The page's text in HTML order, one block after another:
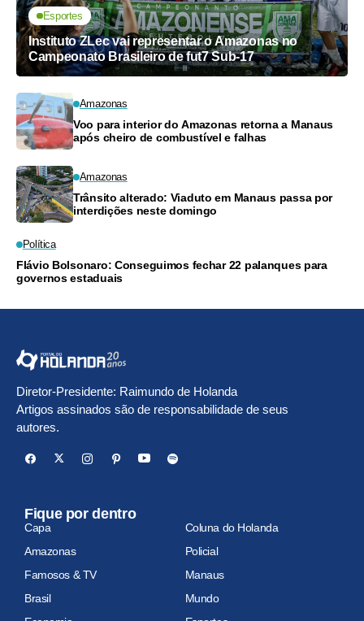
Esportes
Instituto ZLec vai representar o Amazonas no
Campeonato Brasileiro de fut7 Sub-17
Amazonas
Voo para interior do Amazonas retorna a Manaus
após cheiro de combustível e falhas
Amazonas
Trânsito alterado: Viaduto em Manaus passa por
interdições neste domingo
Política
Flávio Bolsonaro: Conseguimos fechar 22 palanques para
governos estaduais
Diretor-Presidente: Raimundo de Holanda
Artigos assinados são de responsabilidade de seus
autores.
Fique por dentro
Capa
Coluna do Holanda
Amazonas
Policial
Famosos & TV
Manaus
Brasil
Mundo